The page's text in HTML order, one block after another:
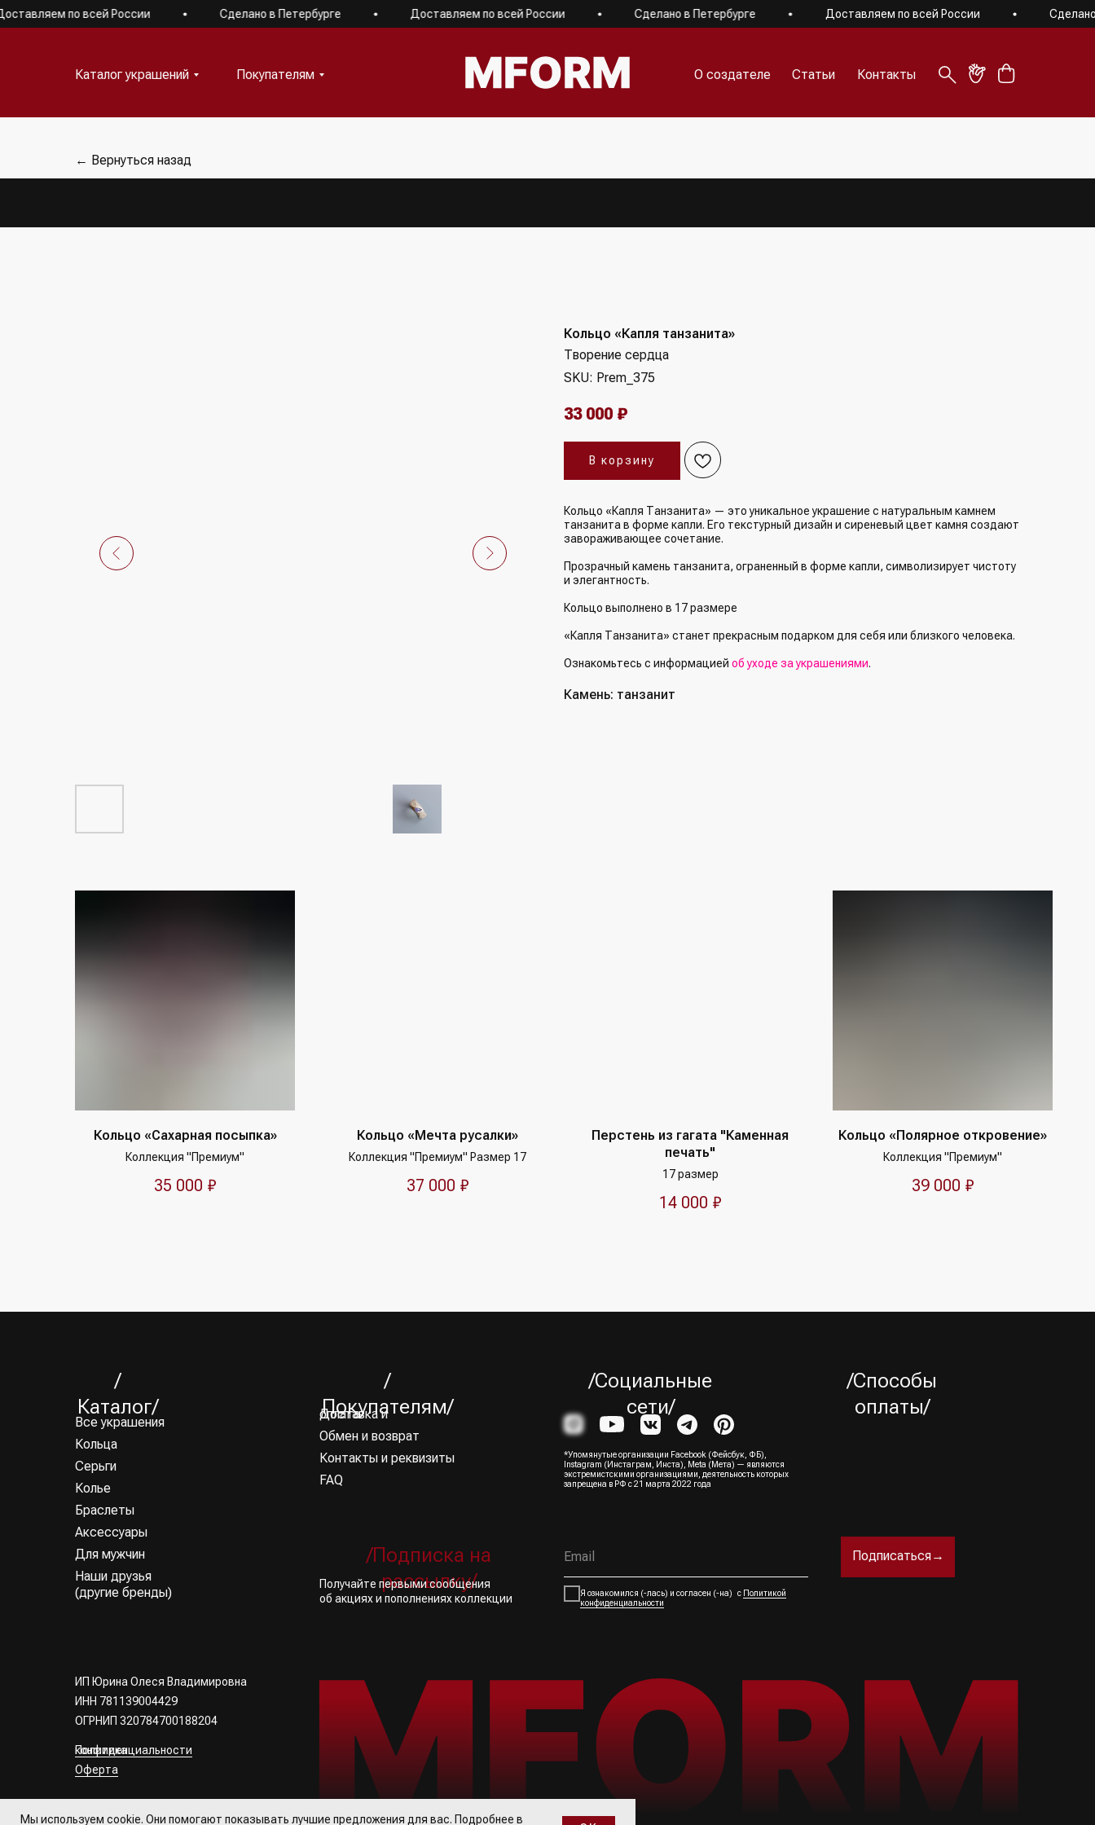
по всей России Сделано в Петербурге Доставляем по всей России Сделано в Петербурге Доставляем по всей России Сделано в
Контакты
Статьи
О создателе
Покупателям
Каталог украшений
← Вернуться назад
Кольцо «Капля танзанита»
Творение сердца
SKU: Prem_375
33 000 ₽
В корзину
Кольцо «Капля Танзанита» — это уникальное украшение с натуральным камнем
танзанита в форме капли. Его текстурный дизайн и сиреневый цвет камня создают
завораживающее сочетание.
Прозрачный камень танзанита, ограненный в форме капли, символизирует чистоту
и элегантность.
Кольцо выполнено в 17 размере
«Капля Танзанита» станет прекрасным подарком для себя или близкого человека.
Ознакомьтесь с информацией об уходе за украшениями.
Камень: танзанит
Кольцо «Сахарная посыпка»
Коллекция "Премиум"
35 000 ₽
Кольцо «Мечта русалки»
Коллекция "Премиум" Размер 17
37 000 ₽
Перстень из гагата "Каменная
печать"
17 размер
14 000 ₽
Кольцо «Полярное откровение»
Коллекция "Премиум"
39 000 ₽
Я ознакомился (-лась) и согласен (-на) с
Политикой
конфиденциальности
/Подписка на
рассылку/
Получайте первыми сообщения
об акциях и пополнениях коллекции
защищены
/
Каталог/
/
Покупателям/
/Социальные
сети/
/Способы
оплаты/
Все украшения
Доставка и оплата
Наши друзья
(другие бренды)
Кольца
Обмен и возврат
Серьги
Контакты и реквизиты
*Упомянутые организации Facebook (Фейсбук, ФБ),
Instagram (Инстаграм, Инста), Meta (Мета) — являются
экстремистскими организациями, деятельность которых
запрещена в РФ с 21 марта 2022 года
Колье
FAQ
Браслеты
Аксессуары
Для мужчин
Политика конфиденциальности
Оферта
ИП Юрина Олеся Владимировна
ИНН 781139004429
Подписаться→
ОГРНИП 320784700188204
Мы используем cookie. Они помогают показывать лучшие предложения для вас. Подробнее в